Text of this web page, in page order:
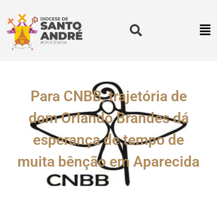
Para CNBB, trajetória de
dom Orlando Brandes dá
esperança de tempo de
muita bênção em Aparecida